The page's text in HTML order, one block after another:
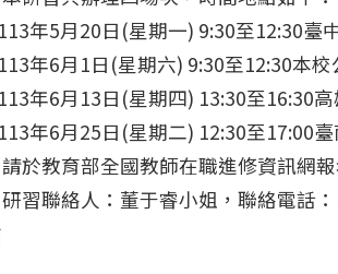
年5月20日(星期一) 9:30至12:30臺
年6月1日(星期六) 9:30至12:30本
年6月13日(星期四) 13:30至16:30
年6月25日(星期二) 12:30至17:00
於教育部全國教師在職進修資訊網
習聯絡人：董于睿小姐，聯絡電話